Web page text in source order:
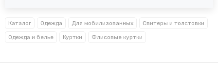
Каталог Одежда Для мобилизованных Свитеры и толстовки
Одежда и белье Куртки Флисовые куртки